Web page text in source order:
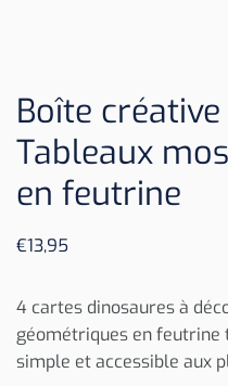
Boîte créative
Tableaux
en feutrine
€13,95
4 cartes dinosaures à
géométriques en feutrine
simple et accessible aux